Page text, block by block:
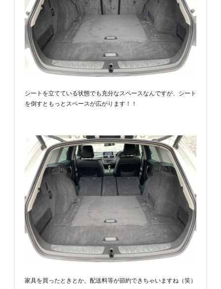
シートを立てている状態でも充分なスペースなんですが、シート
を倒すともっとスペースが広がります！！
家具を買ったときとか、配送料等が節約できちゃいますね（笑）